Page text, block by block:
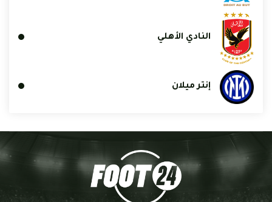
النادي الأهلي
إنتر ميلان